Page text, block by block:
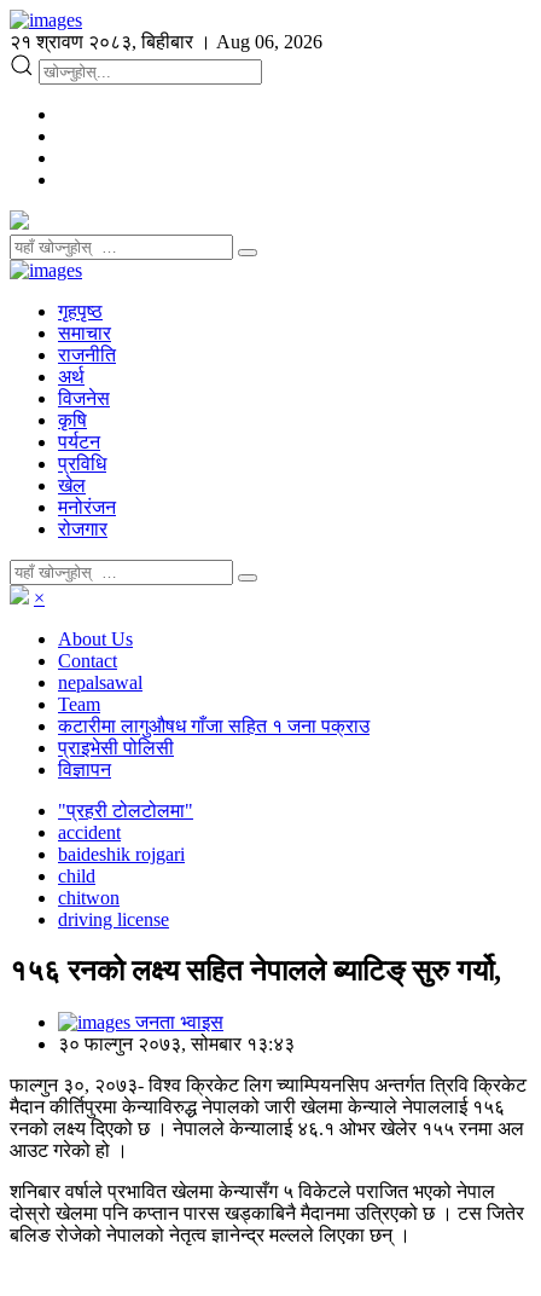
२१ श्रावण २०८३, बिहीबार । Aug 06, 2026
गृहपृष्ठ
समाचार
राजनीति
अर्थ
विजनेस
कृषि
पर्यटन
प्रविधि
खेल
मनोरंजन
रोजगार
×
About Us
Contact
nepalsawal
Team
कटारीमा लागुऔषध गाँजा सहित १ जना पक्राउ
प्राइभेसी पोलिसी
विज्ञापन
"प्रहरी टोलटोलमा"
accident
baideshik rojgari
child
chitwon
driving license
१५६ रनको लक्ष्य सहित नेपालले ब्याटिङ् सुरु गर्यो,
जनता भ्वाइस
३० फाल्गुन २०७३, सोमबार १३:४३
फाल्गुन ३०, २०७३- विश्व क्रिकेट लिग च्याम्पियनसिप अन्तर्गत त्रिवि क्रिकेट
मैदान कीर्तिपुरमा केन्याविरुद्ध नेपालको जारी खेलमा केन्याले नेपाललाई १५६
रनको लक्ष्य दिएको छ । नेपालले केन्यालाई ४६.१ ओभर खेलेर १५५ रनमा अल
आउट गरेको हो ।
शनिबार वर्षाले प्रभावित खेलमा केन्यासँग ५ विकेटले पराजित भएको नेपाल
दोस्रो खेलमा पनि कप्तान पारस खड्काबिनै मैदानमा उत्रिएको छ । टस जितेर
बलिङ रोजेको नेपालको नेतृत्व ज्ञानेन्द्र मल्लले लिएका छन् ।